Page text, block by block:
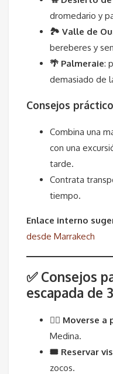
dromedario y
🏞 Valle de
bereberes y
🌴 Palmeraie:
demasiado de
Consejos
Combina una
con una
tarde.
Contrata
tiempo.
Enlace interno
desde Marrakech
✅ Consejos
escapada de
🚶‍♂️ Moverse a
Medina.
🎟 Reservar
zocos.